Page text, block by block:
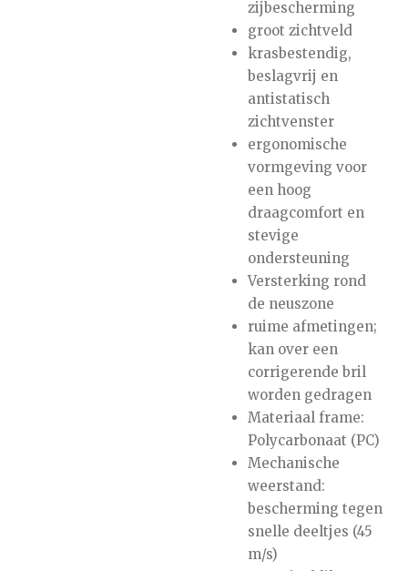
zijbescherming
groot zichtveld
krasbestendig,
beslagvrij en
antistatisch
zichtvenster
ergonomische
vormgeving voor
een hoog
draagcomfort en
stevige
ondersteuning
Versterking rond
de neuszone
ruime afmetingen;
kan over een
corrigerende bril
worden gedragen
Materiaal frame:
Polycarbonaat (PC)
Mechanische
weerstand:
bescherming tegen
snelle deeltjes (45
m/s)